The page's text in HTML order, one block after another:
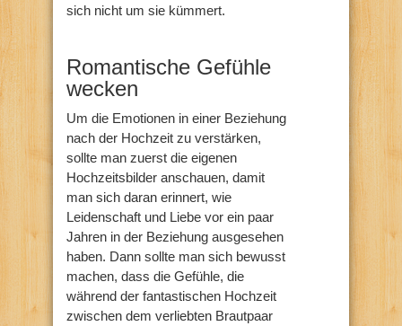
sich nicht um sie kümmert.
Romantische Gefühle
wecken
Um die Emotionen in einer Beziehung
nach der Hochzeit zu verstärken,
sollte man zuerst die eigenen
Hochzeitsbilder anschauen, damit
man sich daran erinnert, wie
Leidenschaft und Liebe vor ein paar
Jahren in der Beziehung ausgesehen
haben. Dann sollte man sich bewusst
machen, dass die Gefühle, die
während der fantastischen Hochzeit
zwischen dem verliebten Brautpaar